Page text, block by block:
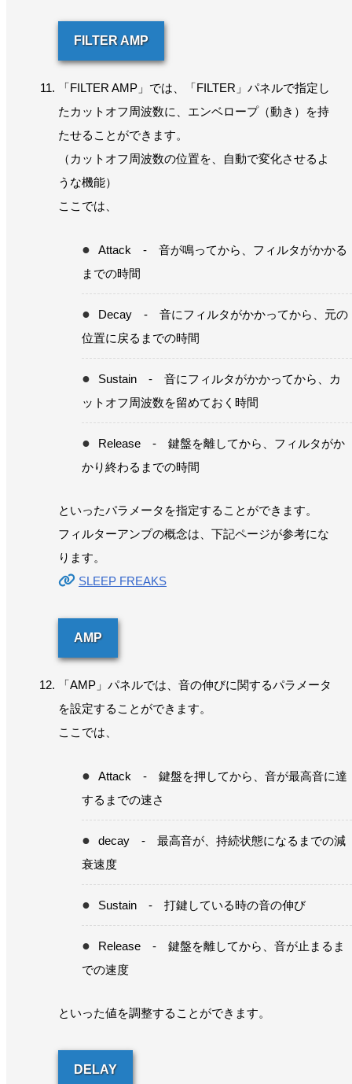
FILTER AMP
「FILTER AMP」では、「FILTER」パネルで指定し
たカットオフ周波数に、エンベロープ（動き）を持
たせることができます。
（カットオフ周波数の位置を、自動で変化させるよ
うな機能）
ここでは、
Attack - 音が鳴ってから、フィルタがかかる
までの時間
Decay - 音にフィルタがかかってから、元の
位置に戻るまでの時間
Sustain - 音にフィルタがかかってから、カ
ットオフ周波数を留めておく時間
Release - 鍵盤を離してから、フィルタがか
かり終わるまでの時間
といったパラメータを指定することができます。
フィルターアンプの概念は、下記ページが参考にな
ります。
SLEEP FREAKS
AMP
「AMP」パネルでは、音の伸びに関するパラメータ
を設定することができます。
ここでは、
Attack - 鍵盤を押してから、音が最高音に達
するまでの速さ
decay - 最高音が、持続状態になるまでの減
衰速度
Sustain - 打鍵している時の音の伸び
Release - 鍵盤を離してから、音が止まるま
での速度
といった値を調整することができます。
DELAY